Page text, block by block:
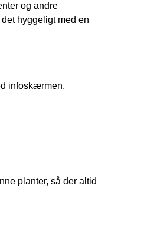
og andre
hyggeligt med en
infoskærmen.
planter, så der altid